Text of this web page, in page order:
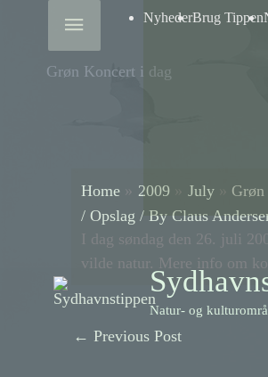
Above
Header
NyhederBrug Tippen
Natur- og
Grøn Koncert i dag
Home 2009 July
/ Opslag / By Claus
I dag søndag den 26. juli
vilde natur. Mere info om
← Previous Post